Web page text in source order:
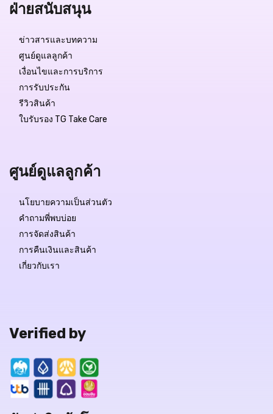
ฝ่ายสนับสนุน
ข่าวสารและบทความ
ศูนย์ดูแลลูกค้า
เงื่อนไขและการบริการ
การรับประกัน
รีวิวสินค้า
ใบรับรอง TG Take Care
ศูนย์ดูแลลูกค้า
นโยบายความเป็นส่วนตัว
คำถามพี่พบบ่อย
การจัดส่งสินค้า
การคืนเงินและสินค้า
เกี่ยวกับเรา
Verified by